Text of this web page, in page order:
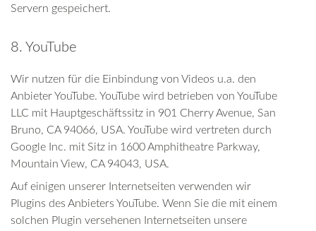
Servern gespeichert.
8. YouTube
Wir nutzen für die Einbindung von Videos u.a. den
Anbieter YouTube. YouTube wird betrieben von YouTube
LLC mit Hauptgeschäftssitz in 901 Cherry Avenue, San
Bruno, CA 94066, USA. YouTube wird vertreten durch
Google Inc. mit Sitz in 1600 Amphitheatre Parkway,
Mountain View, CA 94043, USA.
Auf einigen unserer Internetseiten verwenden wir
Plugins des Anbieters YouTube. Wenn Sie die mit einem
solchen Plugin versehenen Internetseiten unsere